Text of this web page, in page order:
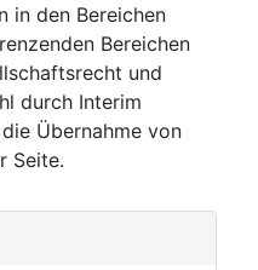
in den Bereichen
Bereichen
und
durch Interim
Übernahme von
Seite.